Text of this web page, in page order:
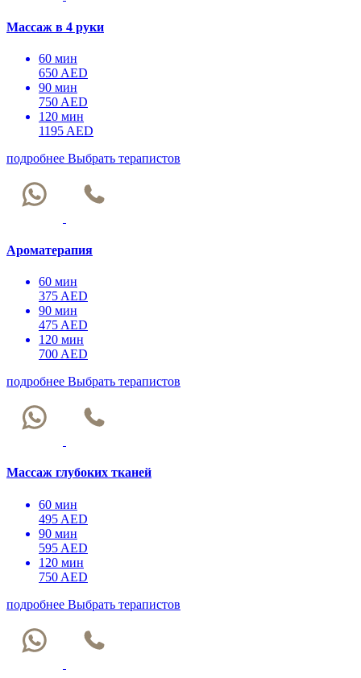
Массаж в 4 руки
60 мин
650 AED
90 мин
750 AED
120 мин
1195 AED
подробнее Выбрать терапистов
Ароматерапия
60 мин
375 AED
90 мин
475 AED
120 мин
700 AED
подробнее Выбрать терапистов
Массаж глубоких тканей
60 мин
495 AED
90 мин
595 AED
120 мин
750 AED
подробнее Выбрать терапистов